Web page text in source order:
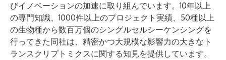
びイノベーションの加速に取り組んでいます。10年以上
の専門知識、1000件以上のプロジェクト実績、50種以上
の生物種から数百万個のシングルセルシーケンシングを
行ってきた同社は、精密かつ大規模な影響力の大きなト
ランスクリプトミクスに関する知見を提供しています。